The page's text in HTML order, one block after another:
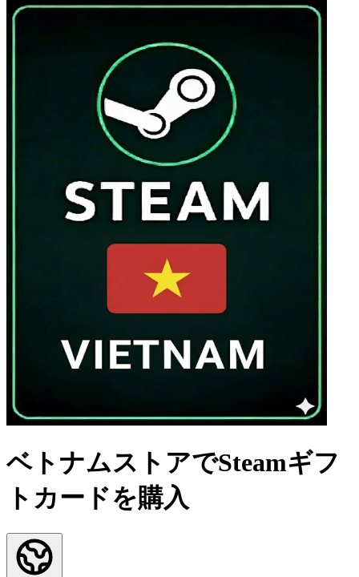
ベトナムストアでSteamギフ
トカードを購入